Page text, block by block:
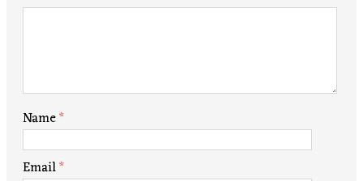
Name*
Email*